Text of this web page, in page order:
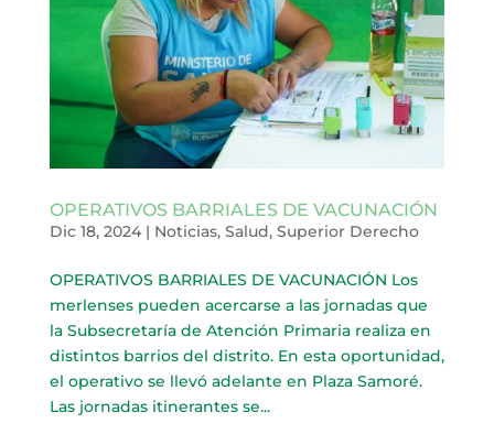
OPERATIVOS BARRIALES DE VACUNACIÓN
Dic 18, 2024| Noticias, Salud, Superior Derecho
OPERATIVOS BARRIALES DE VACUNACIÓN Los
merlenses pueden acercarse a las jornadas que
la Subsecretaría de Atención Primaria realiza en
distintos barrios del distrito. En esta oportunidad,
el operativo se llevó adelante en Plaza Samoré.
Las jornadas itinerantes se...